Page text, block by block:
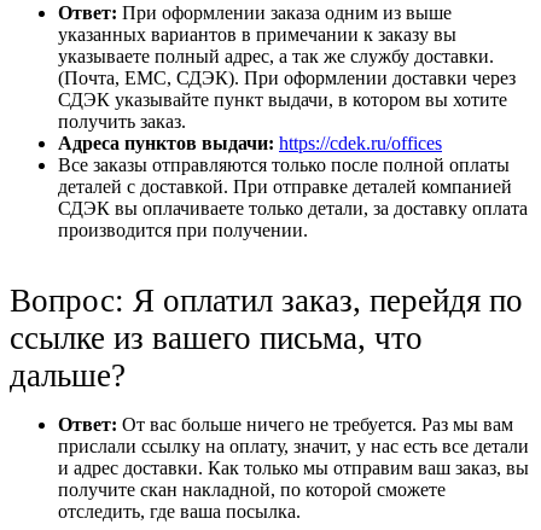
Ответ: При оформлении заказа одним из выше
указанных вариантов в примечании к заказу вы
указываете полный адрес, а так же службу доставки.
(Почта, ЕМС, СДЭК). При оформлении доставки через
СДЭК указывайте пункт выдачи, в котором вы хотите
получить заказ.
Адреса пунктов выдачи: https://cdek.ru/offices
Все заказы отправляются только после полной оплаты
деталей с доставкой. При отправке деталей компанией
СДЭК вы оплачиваете только детали, за доставку оплата
производится при получении.
Вопрос: Я оплатил заказ, перейдя по
ссылке из вашего письма, что
дальше?
Ответ: От вас больше ничего не требуется. Раз мы вам
прислали ссылку на оплату, значит, у нас есть все детали
и адрес доставки. Как только мы отправим ваш заказ, вы
получите скан накладной, по которой сможете
отследить, где ваша посылка.